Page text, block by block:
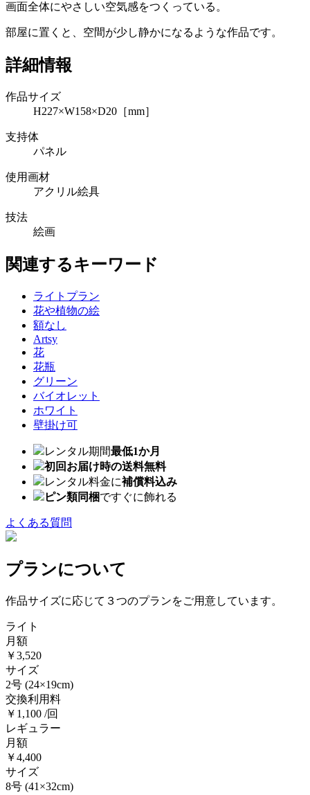
画面全体にやさしい空気感をつくっている。
部屋に置くと、空間が少し静かになるような作品です。
詳細情報
作品サイズ
H227×W158×D20［mm］
支持体
パネル
使用画材
アクリル絵具
技法
絵画
関連するキーワード
ライトプラン
花や植物の絵
額なし
Artsy
花
花瓶
グリーン
バイオレット
ホワイト
壁掛け可
レンタル期間最低1か月
初回お届け時の送料無料
レンタル料金に補償料込み
ピン類同梱ですぐに飾れる
よくある質問
プランについて
作品サイズに応じて３つのプランをご用意しています。
ライト
月額
￥3,520
サイズ
2号 (24×19cm)
交換利用料
￥1,100 /回
レギュラー
月額
￥4,400
サイズ
8号 (41×32cm)